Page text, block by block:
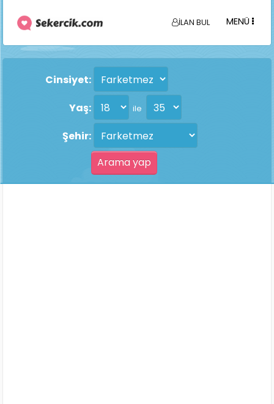
İLAN BUL MENÜ
Cinsiyet:
Yaş:
ile
Şehir: